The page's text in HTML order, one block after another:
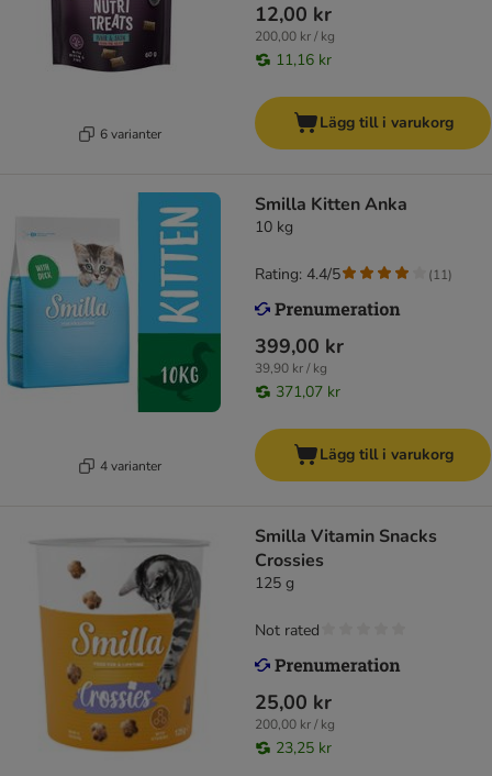
6 varianter
12,00 kr
200,00 kr / kg
11,16 kr
Lägg till i varukorg
4 varianter
Smilla Kitten Anka
10 kg
399,00 kr
39,90 kr / kg
371,07 kr
Rating: 4.4/5 (11)
Lägg till i varukorg
Smilla Vitamin Snacks
Crossies
125 g
25,00 kr
200,00 kr / kg
23,25 kr
Not rated